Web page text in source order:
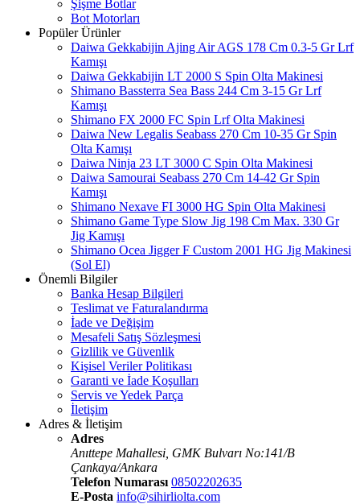
Şişme Botlar
Bot Motorları
Popüler Ürünler
Daiwa Gekkabijin Ajing Air AGS 178 Cm 0.3-5 Gr Lrf
Kamışı
Daiwa Gekkabijin LT 2000 S Spin Olta Makinesi
Shimano Bassterra Sea Bass 244 Cm 3-15 Gr Lrf
Kamışı
Shimano FX 2000 FC Spin Lrf Olta Makinesi
Daiwa New Legalis Seabass 270 Cm 10-35 Gr Spin
Olta Kamışı
Daiwa Ninja 23 LT 3000 C Spin Olta Makinesi
Daiwa Samourai Seabass 270 Cm 14-42 Gr Spin
Kamışı
Shimano Nexave FI 3000 HG Spin Olta Makinesi
Shimano Game Type Slow Jig 198 Cm Max. 330 Gr
Jig Kamışı
Shimano Ocea Jigger F Custom 2001 HG Jig Makinesi
(Sol El)
Önemli Bilgiler
Banka Hesap Bilgileri
Teslimat ve Faturalandırma
İade ve Değişim
Mesafeli Satış Sözleşmesi
Gizlilik ve Güvenlik
Kişisel Veriler Politikası
Garanti ve İade Koşulları
Servis ve Yedek Parça
İletişim
Adres & İletişim
Adres
Anıttepe Mahallesi, GMK Bulvarı No:141/B
Çankaya/Ankara
Telefon Numarası 08502202635
E-Posta info@sihirliolta.com